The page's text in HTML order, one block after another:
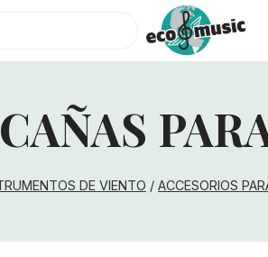
CAÑAS
DE VIENTO / ACCESORIOS